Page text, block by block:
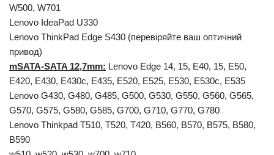
W500, W701
Lenovo IdeaPad U330
Lenovo ThinkPad Edge S430 (перевіряйте ваш оптичний
привод)
mSATA-SATA 12,7mm: Lenovo Edge 14, 15, Е40, 15, Е50,
Е420, E430, E430c, E435, Е520, Е525, E530, E530c, E535
Lenovo G430, G480, G485, G500, G530, G550, G560, G565,
G570, G575, G580, G585, G700, G710, G770, G780
Lеnоvо Thinkpad Т510, Т520, Т420, B560, B570, B575, B580,
B590